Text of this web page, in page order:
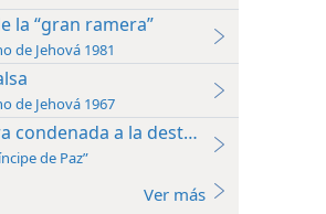
la “gran ramera”
de Jehová 1981
de Jehová 1967
condenada a la destrucción
de Paz”
Ver más